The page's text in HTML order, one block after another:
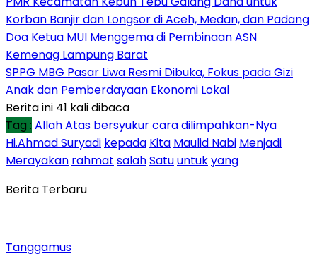
Korban Banjir dan Longsor di Aceh, Medan, dan Padang
Doa Ketua MUI Menggema di Pembinaan ASN
Kemenag Lampung Barat
SPPG MBG Pasar Liwa Resmi Dibuka, Fokus pada Gizi
Anak dan Pemberdayaan Ekonomi Lokal
Berita ini 41 kali dibaca
Tag : AllahAtas bersyukurcaradilimpahkan-Nya
Hi.Ahmad Suryadi kepada Kita Maulid Nabi Menjadi
Merayakan rahmat salahSatuuntukyang
Berita Terbaru
Tanggamus